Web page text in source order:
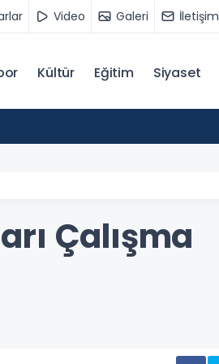
Video Galeri İletişim
Kültür Eğitim Siyaset
Çalışma